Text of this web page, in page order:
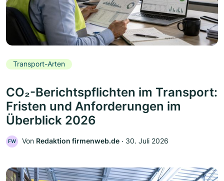
Transport-Arten
CO₂-Berichtspflichten im Transport:
Fristen und Anforderungen im
Überblick 2026
FW Von Redaktion firmenweb.de ‧ 30. Juli 2026